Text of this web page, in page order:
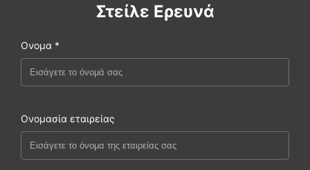
Στείλε Ερευνά
Ονομα *
Ονομασία εταιρείας